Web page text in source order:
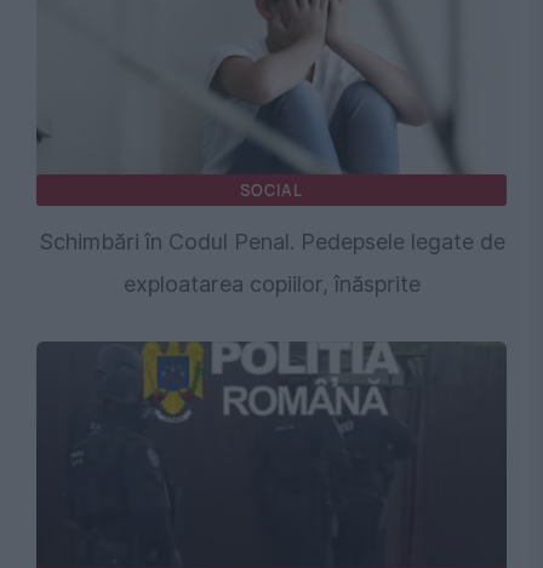
SOCIAL
Schimbări în Codul Penal. Pedepsele legate de
exploatarea copiilor, înăsprite